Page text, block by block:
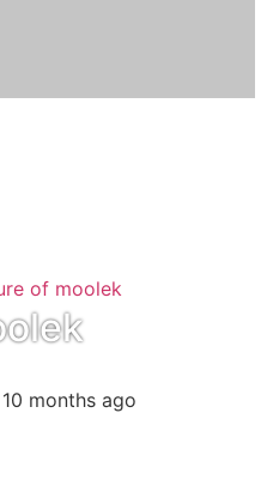
months ago